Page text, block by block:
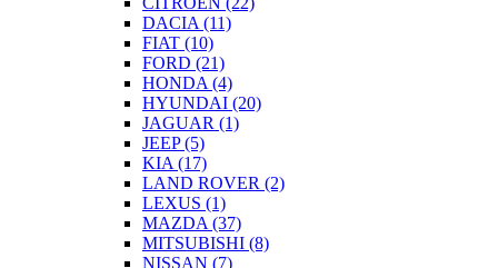
DACIA (11)
FIAT (10)
FORD (21)
HONDA (4)
HYUNDAI (20)
JAGUAR (1)
JEEP(5)
KIA (17)
LAND ROVER (2)
LEXUS (1)
MAZDA (37)
MITSUBISHI (8)
NISSAN (7)